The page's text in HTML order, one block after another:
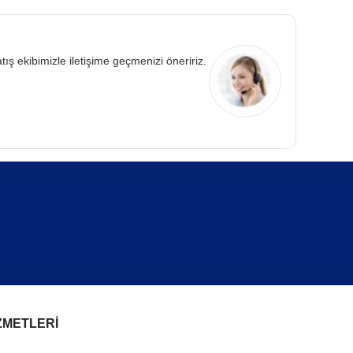
ekibimizle iletişime geçmenizi öneririz.